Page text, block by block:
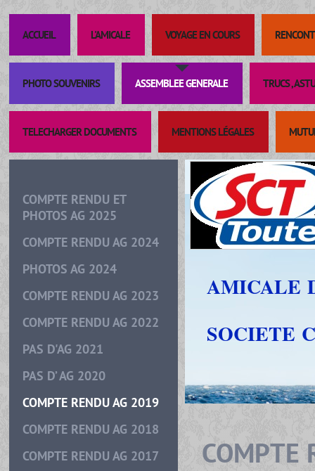
ACCUEIL L'AMICALE VOYAGE EN COURS
PHOTO SOUVENIRS ASSEMBLEE GENERALE TRUCS ,
TELECHARGER DOCUMENTS MENTIONS LÉGALES
COMPTE RENDU ET
PHOTOS AG 2025
COMPTE RENDU AG 2024
PHOTOS AG 2024
COMPTE RENDU AG 2023
COMPTE RENDU AG 2022
PAS D'AG 2021
PAS D’ AG 2020
COMPTE RENDU AG 2019
COMPTE RENDU AG 2018
COMPTE RENDU AG 2017
AMICALE
SOCIETE